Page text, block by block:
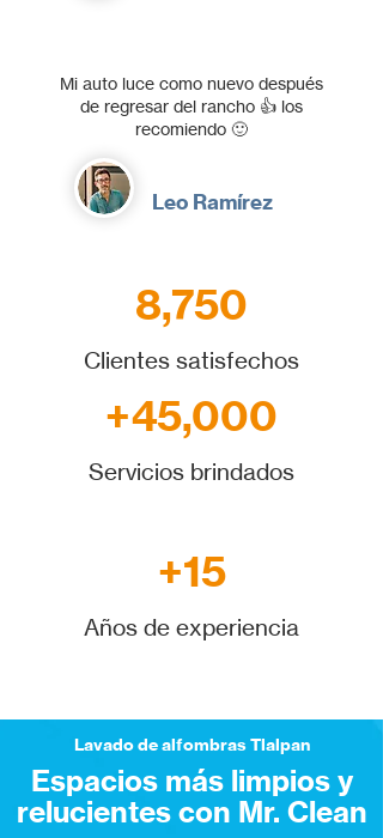
Mi auto luce como nuevo después
de regresar del rancho 👍 los
recomiendo 🙂
Leo Ramírez
8,750
Clientes satisfechos
+45,000
Servicios brindados
+15
Años de experiencia
Lavado de alfombras Tlalpan
Espacios más limpios y
relucientes con Mr. Clean